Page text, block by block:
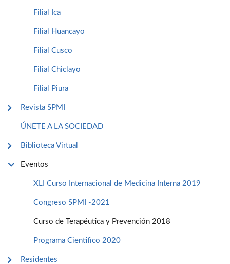
Filial Ica
Filial Huancayo
Filial Cusco
Filial Chiclayo
Filial Piura
Revista SPMI
ÚNETE A LA SOCIEDAD
Biblioteca Virtual
Eventos
XLI Curso Internacional de Medicina Interna 2019
Congreso SPMI -2021
Curso de Terapéutica y Prevención 2018
Programa Cientifico 2020
Residentes